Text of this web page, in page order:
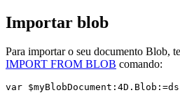
Importar blob
Para importar o seu documento Blob,
IMPORT FROM BLOB comando:
var